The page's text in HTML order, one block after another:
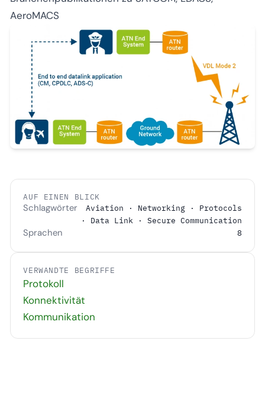
AeroMACS
AUF EINEN BLICK
Schlagwörter
Aviation · Networking · Protocols
· Data Link · Secure Communication
Sprachen 8
VERWANDTE BEGRIFFE
Protokoll
Konnektivität
Kommunikation